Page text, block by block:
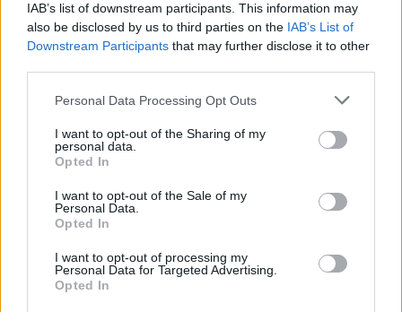
IAB’s list of downstream participants. This information may
also be disclosed by us to third parties on the IAB’s List of
Downstream Participants that may further disclose it to other
Personal Data Processing Opt Outs
I want to opt-out of the Sharing of my
personal data.
Opted In
I want to opt-out of the Sale of my
Personal Data.
Opted In
I want to opt-out of processing my
Personal Data for Targeted Advertising.
Opted In
Con una puntuación de 2,0/5,Port Vila es un lugar
regular para vivir como nómada digital.
Puntos a favor y puntos en
contra
favor y puntos de Port Vila para vivir como nómada
digital.
Puntos a favor
Buena temperatura.